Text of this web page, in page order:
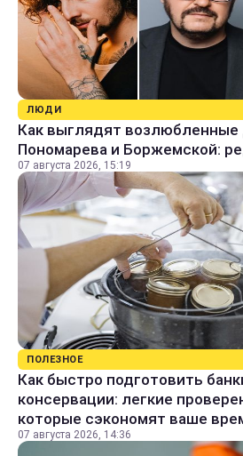
ЛЮДИ
Как выглядят возлюбленные
Пономарева и Боржемской:
07 августа 2026, 15:19
ПОЛЕЗНОЕ
Как быстро подготовить
консервации: легкие
которые сэкономят ваше
07 августа 2026, 14:36